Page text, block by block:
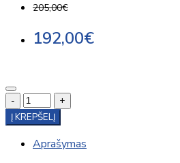
205,00€
192,00€
-
+
Į KREPŠELĮ
Aprašymas